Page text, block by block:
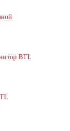
BTL